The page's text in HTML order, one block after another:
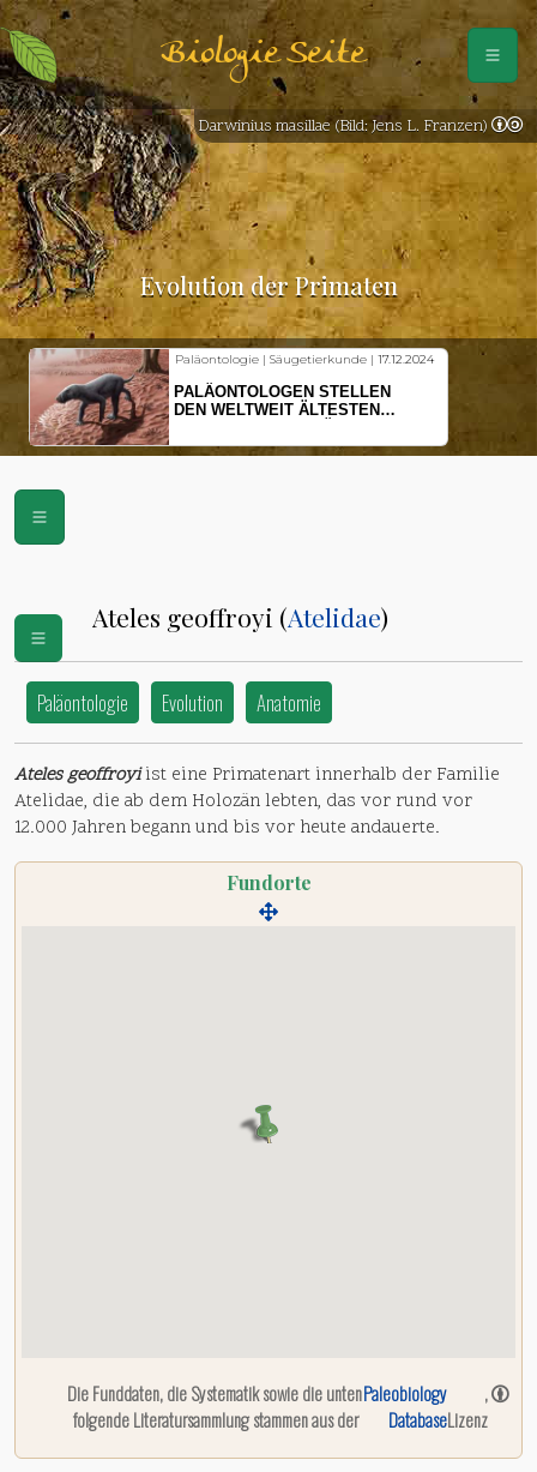
Biologie Seite
Evolution der Primaten
Paläontologie | Säugetierkunde | 17.12.2024
PALÄONTOLOGEN STELLEN
DEN WELTWEIT ÄLTESTEN
VOR
Darwinius masillae (Bild: Jens L. Franzen)
Ateles geoffroyi (Atelidae)
Paläontologie Evolution Anatomie
Ateles geoffroyiist eine Primatenart innerhalb der Familie
Atelidae, die ab dem Holozän lebten, das vor rund vor
12.000 Jahren begann und bis vor heute andauerte.
Fundorte
Die Funddaten, die Systematik sowie die unten
folgende Literatursammlung stammen aus der
Paleobiology
Database
,
Lizenz